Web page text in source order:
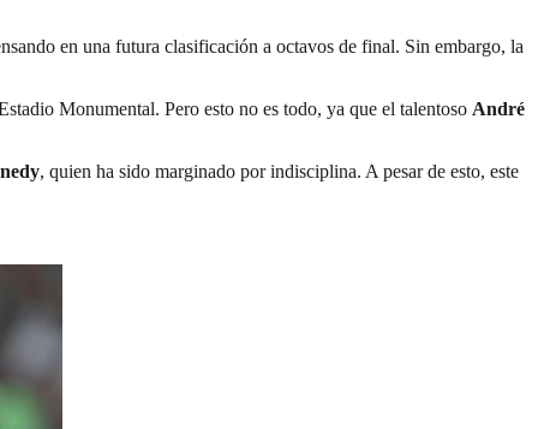
en una futura clasificación a octavos de final. Sin embargo, la
Monumental. Pero esto no es todo, ya que el talentoso André
, quien ha sido marginado por indisciplina. A pesar de esto, este